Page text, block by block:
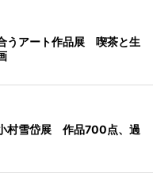
うアート作品展 喫茶と生
村雪岱展 作品700点、過